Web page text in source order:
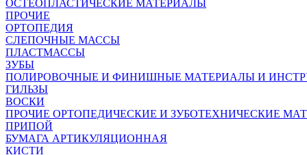
ОСТЕОПЛАСТИЧЕСКИЕ МАТЕРИАЛЫ
ПРОЧИЕ
ОРТОПЕДИЯ
СЛЕПОЧНЫЕ МАССЫ
ПЛАСТМАССЫ
ЗУБЫ
ПОЛИРОВОЧНЫЕ И ФИНИШНЫЕ МАТЕРИАЛЫ И
ГИЛЬЗЫ
ВОСКИ
ПРОЧИЕ ОРТОПЕДИЧЕСКИЕ И ЗУБОТЕХНИЧЕСКИЕ
ПРИПОЙ
БУМАГА АРТИКУЛЯЦИОННАЯ
КИСТИ